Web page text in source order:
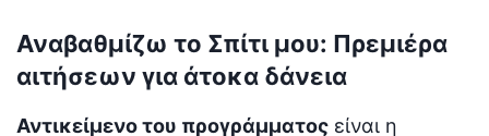
Αναβαθμίζω το Σπίτι μου: Πρεμιέρα
αιτήσεων για άτοκα δάνεια
Αντικείμενο του προγράμματος είναι η